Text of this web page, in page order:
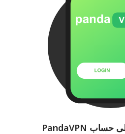
سجّل الدخول إلى حساب PandaVPN